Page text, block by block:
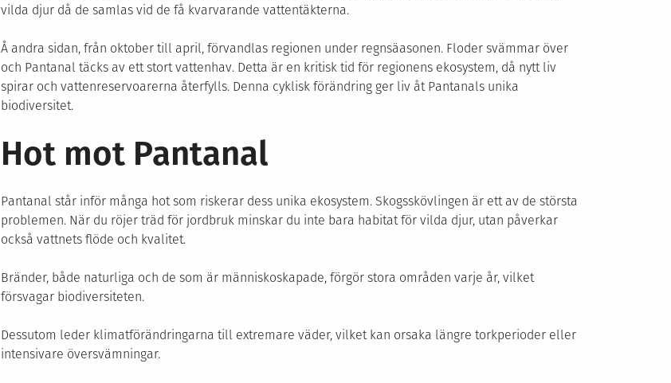
vilda djur då de samlas vid de få kvarvarande vattentäkterna.
Å andra sidan, från oktober till april, förvandlas regionen under regnsäasonen. Floder svämmar över
och Pantanal täcks av ett stort vattenhav. Detta är en kritisk tid för regionens ekosystem, då nytt liv
spirar och vattenreservoarerna återfylls. Denna cyklisk förändring ger liv åt Pantanals unika
biodiversitet.
Hot mot Pantanal
Pantanal står inför många hot som riskerar dess unika ekosystem. Skogsskövlingen är ett av de största
problemen. När du röjer träd för jordbruk minskar du inte bara habitat för vilda djur, utan påverkar
också vattnets flöde och kvalitet.
Bränder, både naturliga och de som är människoskapade, förgör stora områden varje år, vilket
försvagar biodiversiteten.
Dessutom leder klimatförändringarna till extremare väder, vilket kan orsaka längre torkperioder eller
intensivare översvämningar.